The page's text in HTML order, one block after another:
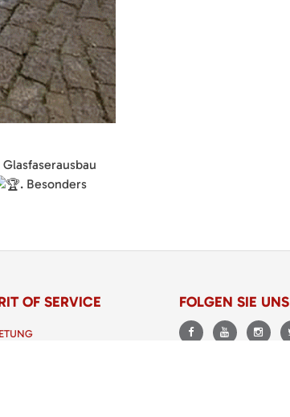
. Besonders
OF SERVICE FOLGEN SIE UNS